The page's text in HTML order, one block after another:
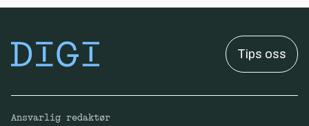
Tips oss
Ansvarlig redaktør